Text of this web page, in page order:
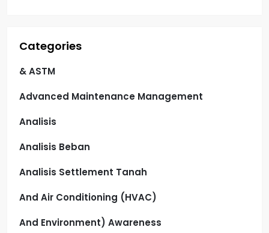
Categories
& ASTM
Advanced Maintenance Management
Analisis
Analisis Beban
Analisis Settlement Tanah
And Air Conditioning (HVAC)
And Environment) Awareness